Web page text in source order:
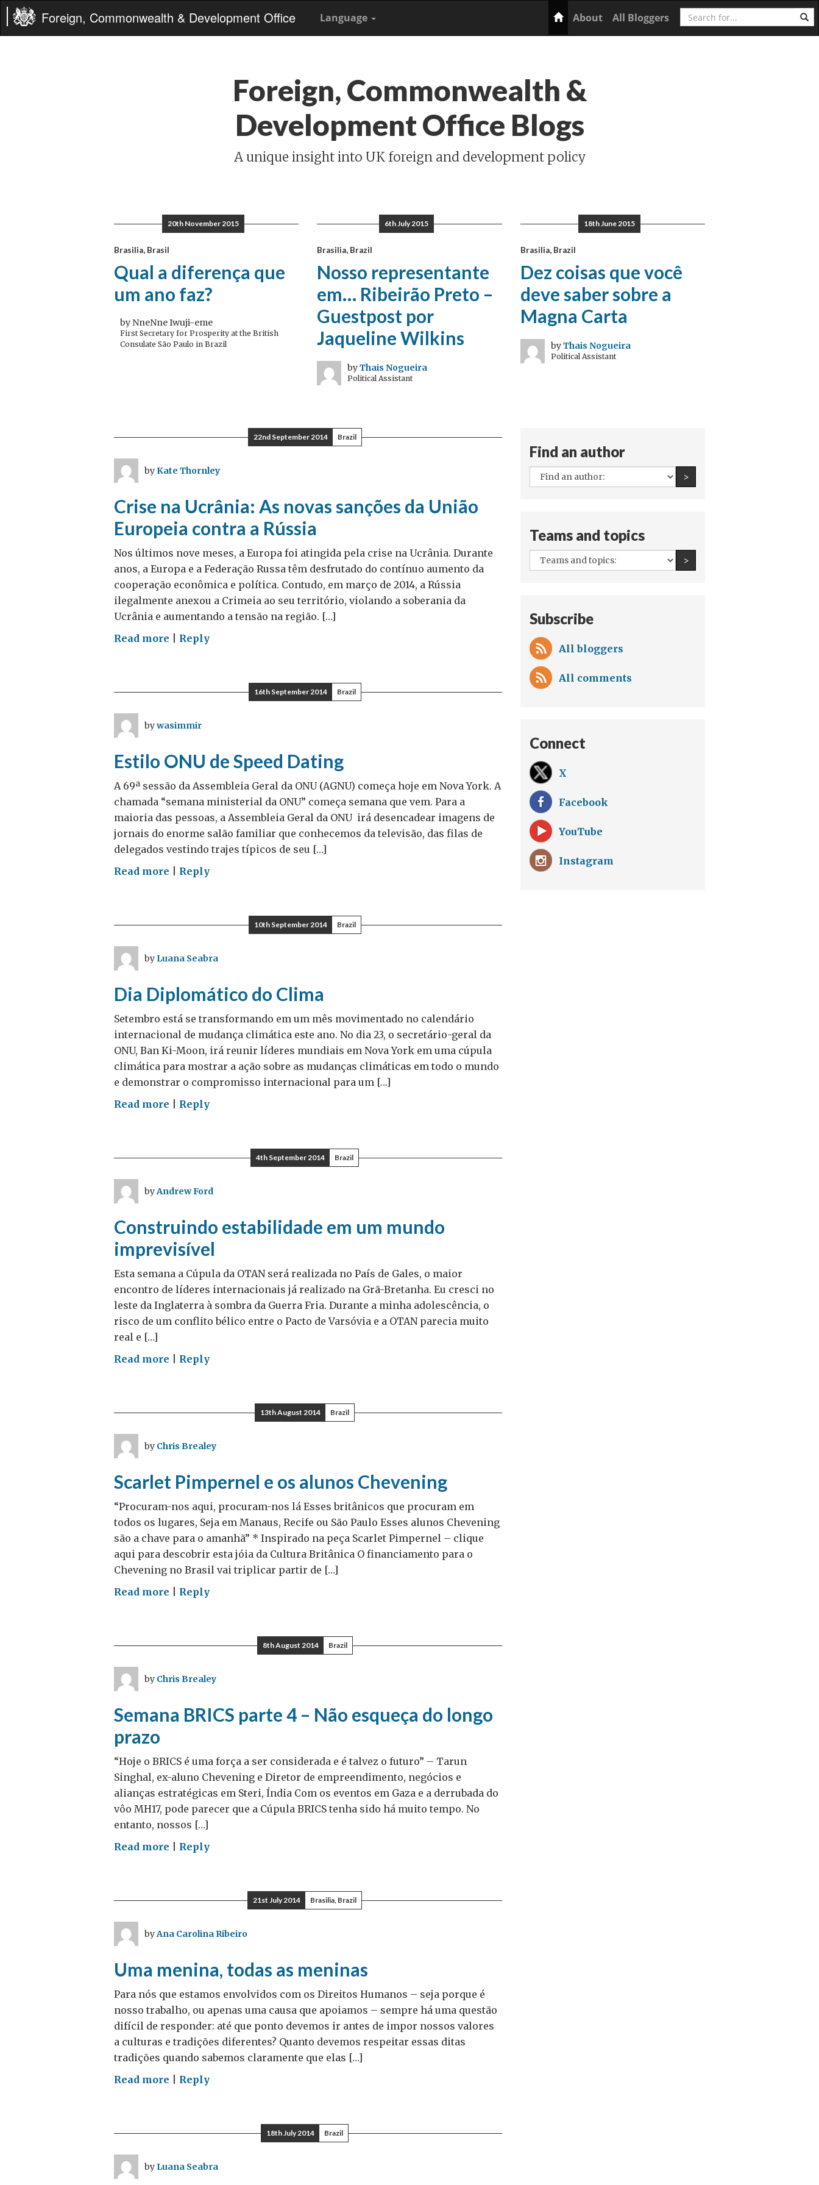
Foreign, Commonwealth & Development Office Language Home
About All Bloggers Search
Foreign, Commonwealth &
Development Office Blogs
A unique insight into UK foreign and development policy
20th November 2015
Brasilia, Brasil
Qual a diferença que
um ano faz?
by NneNne Iwuji-eme
First Secretary for Prosperity at the British
Consulate São Paulo in Brazil
6th July 2015
Brasilia, Brazil
Nosso representante
em… Ribeirão Preto –
Guestpost por
Jaqueline Wilkins
byThais Nogueira
Political Assistant
18th June 2015
Brasilia, Brazil
Dez coisas que você
deve saber sobre a
Magna Carta
byThais Nogueira
Political Assistant
22nd September 2014 Brazil
byKate Thornley
Crise na Ucrânia: As novas sanções da União
Europeia contra a Rússia
Nos últimos nove meses, a Europa foi atingida pela crise na Ucrânia. Durante
anos, a Europa e a Federação Russa têm desfrutado do contínuo aumento da
cooperação econômica e política. Contudo, em março de 2014, a Rússia
ilegalmente anexou a Crimeia ao seu território, violando a soberania da
Ucrânia e aumentando a tensão na região. […]
Read more on
União
Europeia
Reply
16th September 2014 Brazil
bywasimmir
Estilo ONU de Speed Dating
A 69ª sessão da Assembleia Geral da ONU (AGNU) começa hoje em Nova York. A
chamada “semana ministerial da ONU” começa semana que vem. Para a
maioria das pessoas, a Assembleia Geral da ONU irá desencadear imagens de
jornais do enorme salão familiar que conhecemos da televisão, das filas de
delegados vestindo trajes típicos de seu […]
Read more onReply
10th September 2014 Brazil
by Luana Seabra
Dia Diplomático do Clima
Setembro está se transformando em um mês movimentado no calendário
internacional de mudança climática este ano. No dia 23, o secretário-geral da
ONU, Ban Ki-Moon, irá reunir líderes mundiais em Nova York em uma cúpula
climática para mostrar a ação sobre as mudanças climáticas em todo o mundo
e demonstrar o compromisso internacional para um […]
Read more onReply
4th September 2014 Brazil
byAndrew Ford
Construindo estabilidade em um mundo
imprevisível
Esta semana a Cúpula da OTAN será realizada no País de Gales, o maior
encontro de líderes internacionais já realizado na Grã-Bretanha. Eu cresci no
leste da Inglaterra à sombra da Guerra Fria. Durante a minha adolescência, o
risco de um conflito bélico entre o Pacto de Varsóvia e a OTAN parecia muito
real e […]
Read more on
imprevisível
Reply
13th August 2014 Brazil
by Chris Brealey
Scarlet Pimpernel e os alunos Chevening
“Procuram-nos aqui, procuram-nos lá Esses britânicos que procuram em
todos os lugares, Seja em Manaus, Recife ou São Paulo Esses alunos Chevening
são a chave para o amanhã” * Inspirado na peça Scarlet Pimpernel – clique
aqui para descobrir esta jóia da Cultura Britânica O financiamento para o
Chevening no Brasil vai triplicar partir de […]
Read more on
Chevening
Reply
8th August 2014 Brazil
by Chris Brealey
Semana BRICS parte 4 – Não esqueça do longo
prazo
“Hoje o BRICS é uma força a ser considerada e é talvez o futuro” – Tarun
Singhal, ex-aluno Chevening e Diretor de empreendimento, negócios e
alianças estratégicas em Steri, Índia Com os eventos em Gaza e a derrubada do
vôo MH17, pode parecer que a Cúpula BRICS tenha sido há muito tempo. No
entanto, nossos […]
Read more on
do
longo
prazo
Reply
21st July 2014 Brasilia, Brazil
byAna Carolina Ribeiro
Uma menina, todas as meninas
Para nós que estamos envolvidos com os Direitos Humanos – seja porque é
nosso trabalho, ou apenas uma causa que apoiamos – sempre há uma questão
difícil de responder: até que ponto devemos ir antes de impor nossos valores
a culturas e tradições diferentes? Quanto devemos respeitar essas ditas
tradições quando sabemos claramente que elas […]
Read more onReply
18th July 2014 Brazil
by Luana Seabra
Find an author
All
authors:
>Find an author
Teams and topics
All
teams
>Find an author
Subscribe
All bloggers
All comments
Connect
X
Facebook
YouTube
Instagram